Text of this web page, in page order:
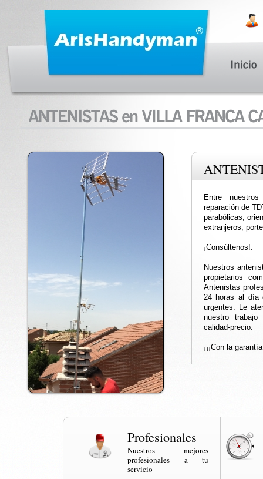
Entre
reparación de
parabólicas,
extranjeros,
¡Consúltenos!.
Nuestros
propietarios
Antenistas
24 horas al día
urgentes. Le
nuestro
calidad-precio.
¡¡¡Con la
Profesionales
Nuestros mejores
profesionales a tu
servicio